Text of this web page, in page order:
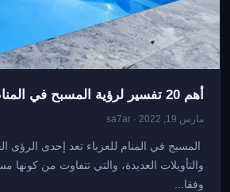
أهم 20 تفسير لرؤية المسبح في المنام لابن سيرين
مارس 19, 2022 · sa7ar
المسبح في المنام للعزباء تعد إحدى الرؤى
والتأويلات العديدة، والتي تتفاوت من كونها
وفقا...